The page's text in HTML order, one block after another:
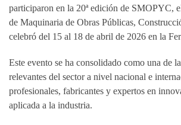
participaron en la 20ª edición de SMOPYC,
de Maquinaria de Obras Públicas,
celebró del 15 al 18 de abril de 2026 en la
Este evento se ha consolidado como una de
relevantes del sector a nivel nacional e
profesionales, fabricantes y expertos en
aplicada a la industria.